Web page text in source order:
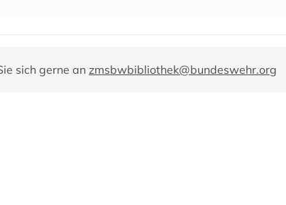
sich gerne an zmsbwbibliothek@bundeswehr.org